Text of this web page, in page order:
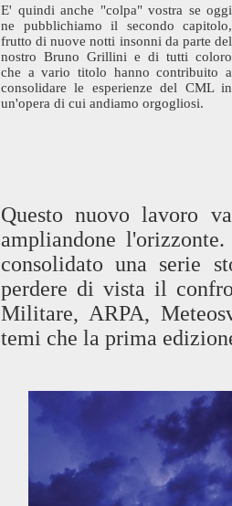
E' quindi anche "colpa" vostra se oggi
ne pubblichiamo il secondo capitolo,
frutto di nuove notti insonni da parte del
nostro Bruno Grillini e di tutti coloro
che a vario titolo hanno contribuito a
consolidare le esperienze del CML in
un'opera di cui andiamo orgogliosi.
Questo nuovo lavoro
ampliandone
consolidato una serie
perdere di vista il
Militare, ARPA,
temi che la prima